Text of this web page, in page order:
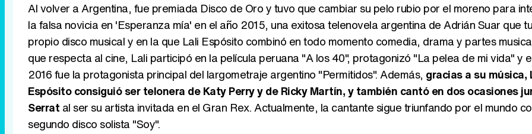
Al volver a Argentina, fue premiada Disco de Oro y tuvo que cambiar su pelo rubio por el moreno para
la falsa novicia en 'Esperanza mía' en el año 2015, una exitosa telenovela argentina de Adrián Suar que
propio disco musical y en la que Lali Espósito combinó en todo momento comedia, drama y partes
que respecta al cine, Lali participó en la película peruana "A los 40", protagonizó "La pelea de mi vida" y
2016 fue la protagonista principal del largometraje argentino "Permitidos". Además, gracias a su música,
Espósito consiguió ser telonera de Katy Perry y de Ricky Martín, y también cantó en dos ocasiones
Serrat al ser su artista invitada en el Gran Rex. Actualmente, la cantante sigue triunfando por el mundo
segundo disco solista "Soy".